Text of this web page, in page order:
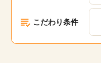
こだわり条件